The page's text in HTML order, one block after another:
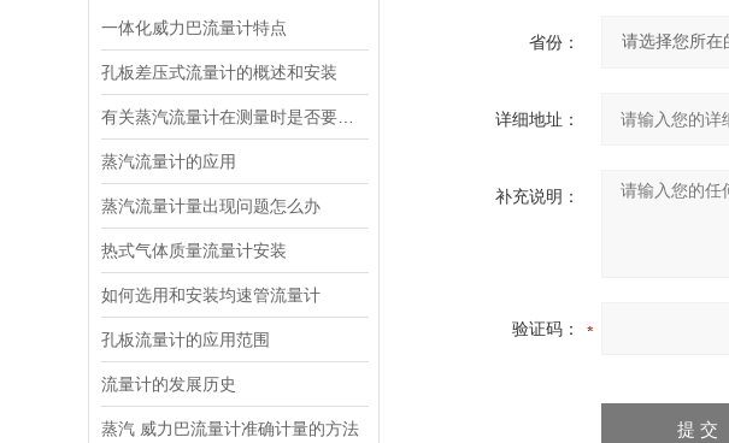
一体化威力巴流量计特点
孔板差压式流量计的概述和安装
蒸汽流量计的应用
蒸汽流量计量出现问题怎么办
热式气体质量流量计安装
如何选用和安装均速管流量计
孔板流量计的应用范围
流量计的发展历史
蒸汽 威力巴流量计准确计量的方法
省份：
详细地址：
补充说明：
验证码：